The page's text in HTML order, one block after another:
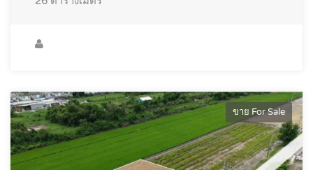
ขาย For Sale